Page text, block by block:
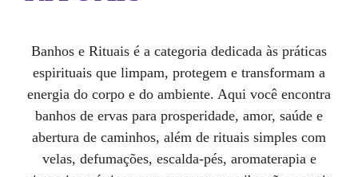
Banhos e Rituais é a categoria dedicada às práticas
espirituais que limpam, protegem e transformam a
energia do corpo e do ambiente. Aqui você encontra
banhos de ervas para prosperidade, amor, saúde e
abertura de caminhos, além de rituais simples com
velas, defumações, escalda-pés, aromaterapia e